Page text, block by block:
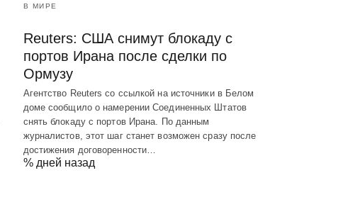
В МИРЕ
Reuters: США снимут блокаду с
портов Ирана после сделки по
Ормузу
Агентство Reuters со ссылкой на источники в Белом
доме сообщило о намерении Соединенных Штатов
снять блокаду с портов Ирана. По данным
журналистов, этот шаг станет возможен сразу после
достижения договоренности…
% дней назад